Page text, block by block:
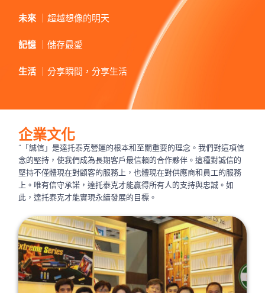
未來 ｜超越想像的明天
記憶 ｜儲存最愛
生活 ｜分享瞬間，分享生活
企業文化
“「誠信」是達托泰克營運的根本和至關重要的理念。我們對這項信
念的堅持，使我們成為長期客戶最信賴的合作夥伴。這種對誠信的
堅持不僅體現在對顧客的服務上，也體現在對供應商和員工的服務
上。唯有信守承諾，達托泰克才能贏得所有人的支持與忠誠。如
此，達托泰克才能實現永續發展的目標。